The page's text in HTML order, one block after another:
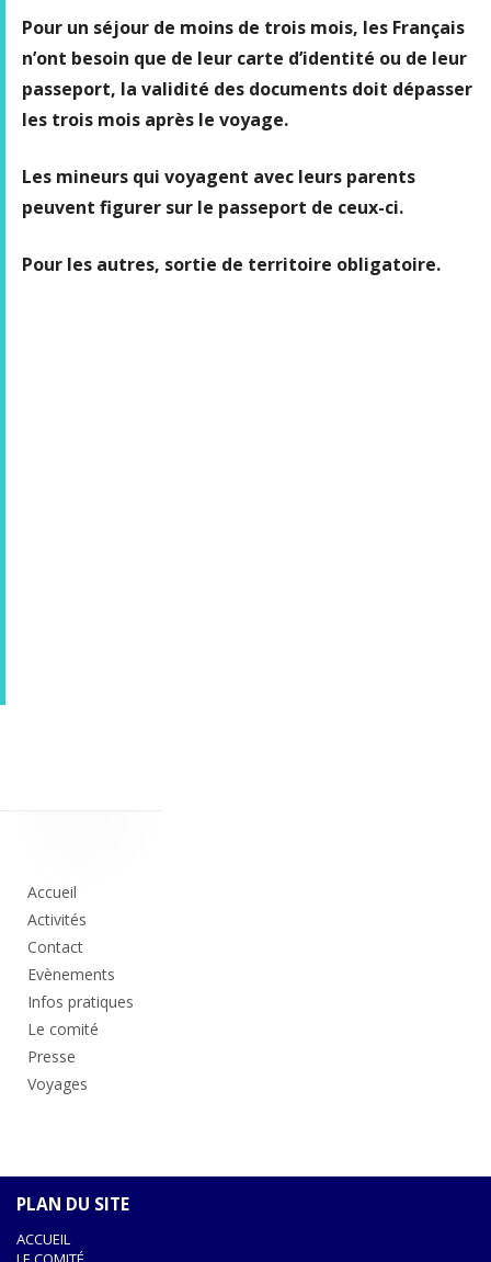
Pour un séjour de moins de trois mois, les Français
n’ont besoin que de leur carte d’identité ou de leur
passeport, la validité des documents doit dépasser
les trois mois après le voyage.
Les mineurs qui voyagent avec leurs parents
peuvent figurer sur le passeport de ceux-ci.
Pour les autres, sortie de territoire obligatoire.
principale
Accueil
Activités
Contact
Evènements
Infos pratiques
Le comité
Presse
Voyages
PLAN DU SITE
ACCUEIL